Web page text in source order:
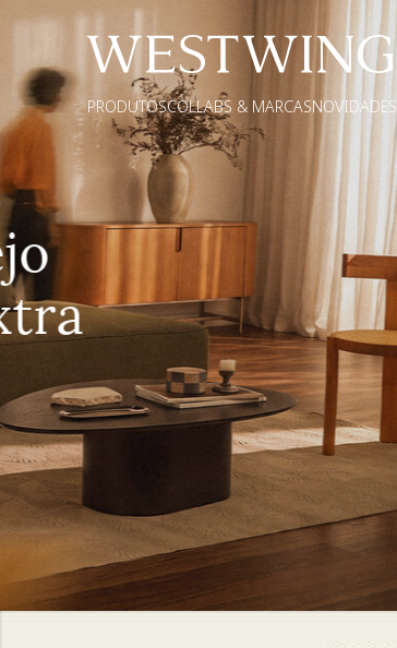
PRODUTOSCOLLABS & MARCASNOVIDADES